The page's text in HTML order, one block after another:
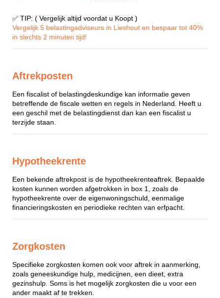
✅ TIP: ( Vergelijk altijd voordat u Koopt )
Vergelijk 5 belastingadviseurs in Lieshout en bespaar tot 40%
in slechts 2 minuten tijd!
Aftrekposten
Een fiscalist of belastingdeskundige kan informatie geven
betreffende de fiscale wetten en regels in Nederland. Heeft u
een geschil met de belastingdienst dan kan een fiscalist u
terzijde staan.
Hypotheekrente
Een bekende aftrekpost is de hypotheekrenteaftrek. Bepaalde
kosten kunnen worden afgetrokken in box 1, zoals de
hypotheekrente over de eigenwoningschuld, eenmalige
financieringskosten en periodieke rechten van erfpacht.
Zorgkosten
Specifieke zorgkosten komen ook voor aftrek in aanmerking,
zoals geneeskundige hulp, medicijnen, een dieet, extra
gezinshulp. Soms is het mogelijk zorgkosten die u voor een
ander maakt af te trekken.